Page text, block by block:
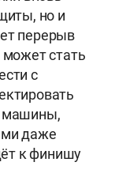
но и
перерыв
стать
с
машины,
даже
к финишу